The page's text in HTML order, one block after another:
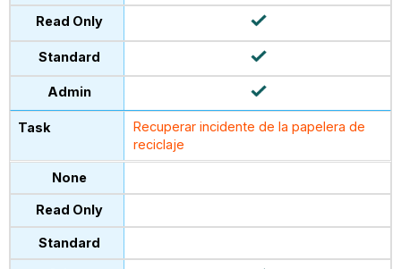
Recuperar incidente de la papelera de
reciclaje